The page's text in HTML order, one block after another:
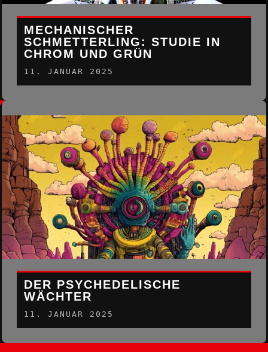
MECHANISCHER
SCHMETTERLING: STUDIE IN
CHROM UND GRÜN
11. JANUAR 2025
DER PSYCHEDELISCHE
WÄCHTER
11. JANUAR 2025